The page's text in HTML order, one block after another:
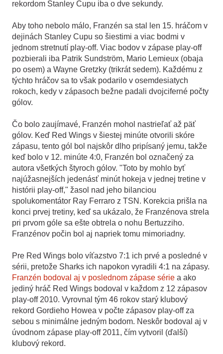
rekordom Stanley Cupu iba o dve sekundy.
Aby toho nebolo málo, Franzén sa stal len 15. hráčom v
dejinách Stanley Cupu so šiestimi a viac bodmi v
jednom stretnutí play-off. Viac bodov v zápase play-off
pozbierali iba Patrik Sundström, Mario Lemieux (obaja
po osem) a Wayne Gretzky (trikrát sedem). Každému z
týchto hráčov sa to však podarilo v osemdesiatych
rokoch, kedy v zápasoch bežne padali dvojciferné počty
gólov.
Čo bolo zaujímavé, Franzén mohol nastrieľať až päť
gólov. Keď Red Wings v šiestej minúte otvorili skóre
zápasu, tento gól bol najskôr dlho pripísaný jemu, takže
keď bolo v 12. minúte 4:0, Franzén bol označený za
autora všetkých štyroch gólov. "Toto by mohlo byť
najúžasnejších jedenásť minút hokeja v jednej tretine v
histórii play-off," žasol nad jeho bilanciou
spolukomentátor Ray Ferraro z TSN. Korekcia prišla na
konci prvej tretiny, keď sa ukázalo, že Franzénova strela
pri prvom góle sa ešte obtrela o nohu Bertuzziho.
Franzénov počin bol aj napriek tomu mimoriadny.
Pre Red Wings bolo víťazstvo 7:1 ich prvé a posledné v
sérii, pretože Sharks ich napokon vyradili 4:1 na zápasy.
Franzén bodoval aj v poslednom zápase série a ako
jediný hráč Red Wings bodoval v každom z 12 zápasov
play-off 2010. Vyrovnal tým 46 rokov starý klubový
rekord Gordieho Howea v počte zápasov play-off za
sebou s minimálne jedným bodom. Neskôr bodoval aj v
úvodnom zápase play-off 2011, čím vytvoril (ďalší)
klubový rekord.